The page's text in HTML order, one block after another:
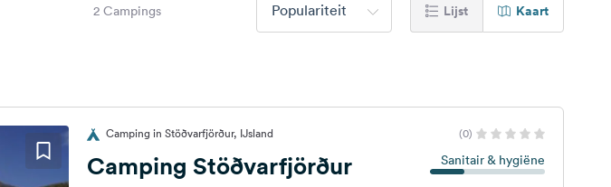
2 Campings Populariteit Lijst Kaart
Camping in Stöðvarfjörður, IJsland (0)
Camping Stöðvarfjörður Sanitair & hygiëne